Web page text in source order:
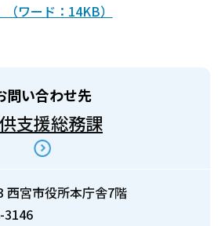
ワード：14KB）
問い合わせ先
支援総務課
西宮市役所本庁舎7階
3146